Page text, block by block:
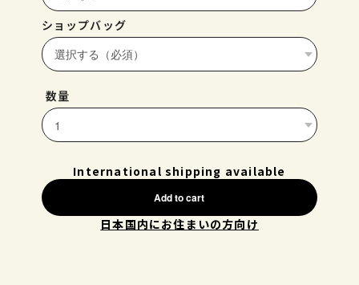
ショップバッグ
数量
International shipping available
Add to cart
日本国内にお住まいの方向け